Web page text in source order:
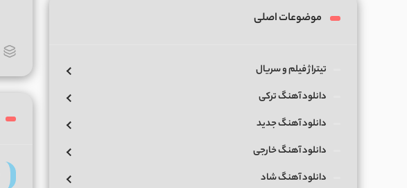
موضوعات اصلی
تیتراژ فیلم و سریال
دانلود آهنگ ترکی
دانلود آهنگ جدید
دانلود آهنگ خارجی
دانلود آهنگ شاد